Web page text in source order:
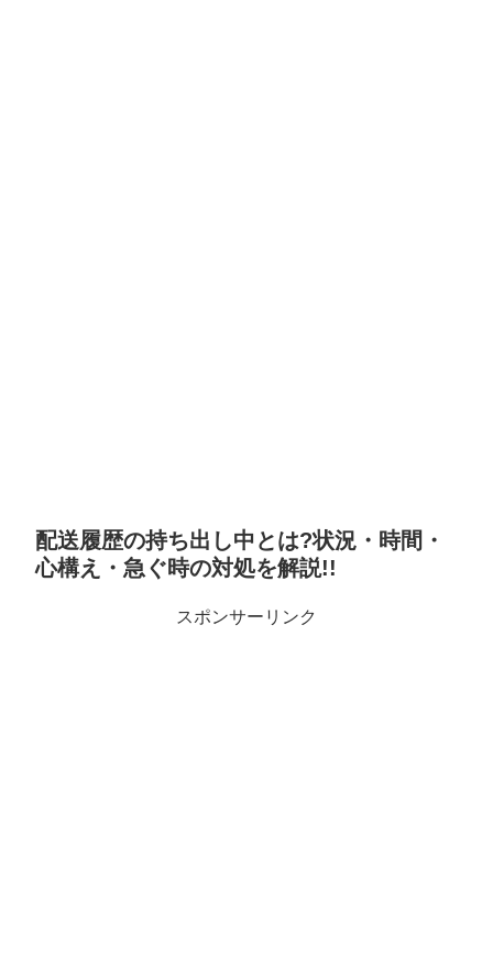
配送履歴の持ち出し中とは?状況・時間・
心構え・急ぐ時の対処を解説!!
スポンサーリンク